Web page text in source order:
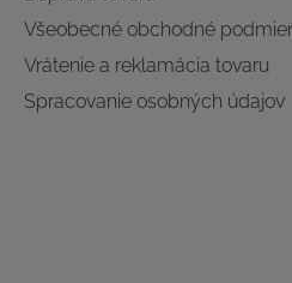
Všeobecné obchodné
Vrátenie a reklamácia tovaru
Spracovanie osobných údajov